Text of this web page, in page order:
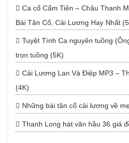
Ca cổ Cẩm Tiên – Châu Thanh
Bài Tân Cổ, Cải Lương Hay Nhất
Tuyệt Tình Ca nguyên tuồng
trọn tuồng (5K)
Cải Lương Lan Và Điệp MP3 –
(4K)
Những bài tân cổ cải lương về
Thanh Long hát văn hầu 36 giá